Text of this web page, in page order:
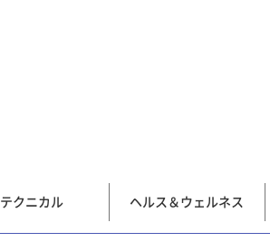
テクニカル ヘルス＆ウェルネス